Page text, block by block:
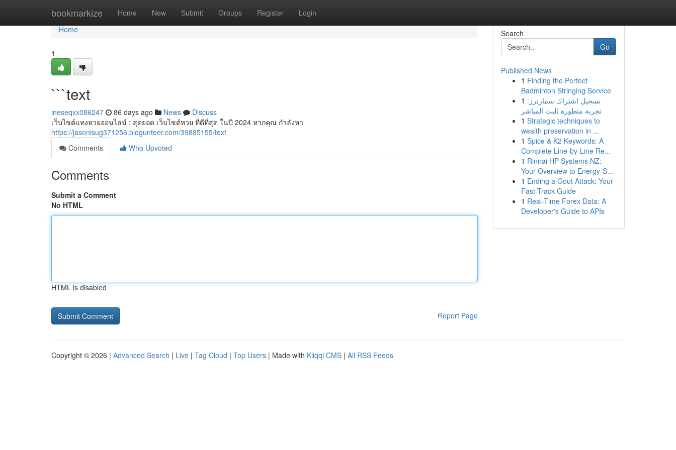
bookmarkize Home New Submit Groups Register Login
Home
Home
1
```text
ineseqxx086247 86 days ago News
Discuss
เว็บไซต์แทงหวยออนไลน์ : สุดยอด เว็บไซต์หวย ที่ดีที่สุด ในปี 2024 หากคุณ กำลังหา
https://jasonisug371256.blogunteer.com/39885155/text
Comments
Who Upvoted
Comments
Submit a Comment
No HTML
HTML is disabled
Report Page
Search
Go
Published News
1 Finding the Perfect
Badminton Stringing Service
1 تسجيل اشتراك سمارترز:
تجربة متطورة للبث المباشر
1 Strategic techniques to
wealth preservation in ...
1 Spice & K2 Keywords: A
Complete Line-by-Line Re...
1 Rinnai HP Systems NZ:
Your Overview to Energy-S...
1 Ending a Gout Attack: Your
Fast-Track Guide
1 Real-Time Forex Data: A
Developer's Guide to APIs
Copyright © 2026 | Advanced Search | Live | Tag Cloud | Top Users | Made with Kliqqi CMS | All RSS Feeds